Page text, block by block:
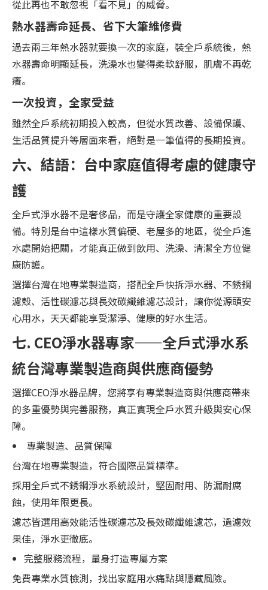
從此再也不敢忽視「看不見」的威脅。
熱水器壽命延長、省下大筆維修費
過去兩三年熱水器就要換一次的家庭，裝全戶系統後，熱
水器壽命明顯延長，洗澡水也變得柔軟舒服，肌膚不再乾
癢。
一次投資，全家受益
雖然全戶系統初期投入較高，但從水質改善、設備保護、
生活品質提升等層面來看，絕對是一筆值得的長期投資。
六、結語：台中家庭值得考慮的健康守
護
全戶式淨水器不是奢侈品，而是守護全家健康的重要設
備。特別是台中這樣水質偏硬、老屋多的地區，從全戶進
水處開始把關，才能真正做到飲用、洗澡、清潔全方位健
康防護。
選擇台灣在地專業製造商，搭配全戶快拆淨水器、不銹鋼
濾殼、活性碳濾芯與長效碳纖維濾芯設計，讓你從源頭安
心用水，天天都能享受潔淨、健康的好水生活。
七. CEO淨水器專家——全戶式淨水系
統台灣專業製造商與供應商優勢
選擇CEO淨水器品牌，您將享有專業製造商與供應商帶來
的多重優勢與完善服務，真正實現全戶水質升級與安心保
障。
專業製造、品質保障
台灣在地專業製造，符合國際品質標準。
採用全戶式不銹鋼淨水系統設計，堅固耐用、防漏耐腐
蝕，使用年限更長。
濾芯皆選用高效能活性碳濾芯及長效碳纖維濾芯，過濾效
果佳，淨水更徹底。
完整服務流程，量身打造專屬方案
免費專業水質檢測，找出家庭用水痛點與隱藏風險。